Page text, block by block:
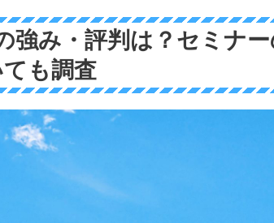
強み・評判は？セミナ
も調査